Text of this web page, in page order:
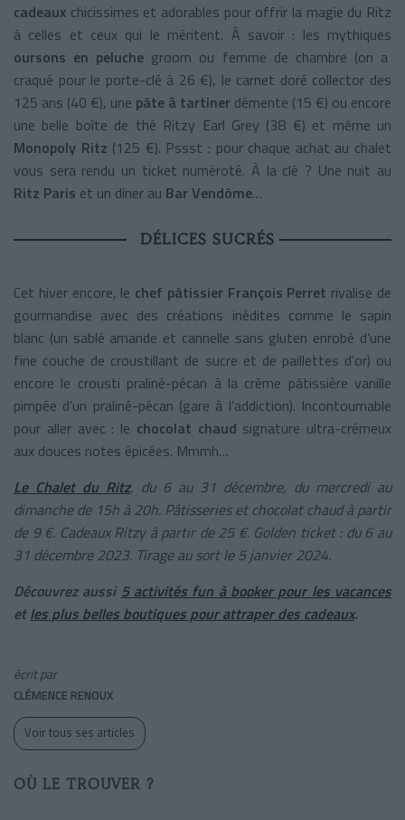
cadeaux chicissimes et adorables pour offrir la magie du Ritz
à celles et ceux qui le méritent. À savoir : les mythiques
oursons en peluche groom ou femme de chambre (on a
craqué pour le porte-clé à 26 €), le carnet doré collector des
125 ans (40 €), une pâte à tartiner démente (15 €) ou encore
une belle boîte de thé Ritzy Earl Grey (38 €) et même un
Monopoly Ritz (125 €). Pssst : pour chaque achat au chalet
vous sera rendu un ticket numéroté. À la clé ? Une nuit au
Ritz Paris et un dîner au Bar Vendôme…
DÉLICES SUCRÉS
Cet hiver encore, le chef pâtissier François Perret rivalise de
gourmandise avec des créations inédites comme le sapin
blanc (un sablé amande et cannelle sans gluten enrobé d’une
fine couche de croustillant de sucre et de paillettes d’or) ou
encore le crousti praliné-pécan à la crème pâtissière vanille
pimpée d’un praliné-pécan (gare à l’addiction). Incontournable
pour aller avec : le chocolat chaud signature ultra-crémeux
aux douces notes épicées. Mmmh…
Le Chalet du Ritz, du 6 au 31 décembre, du mercredi au
dimanche de 15h à 20h. Pâtisseries et chocolat chaud à partir
de 9 €. Cadeaux Ritzy à partir de 25 €. Golden ticket : du 6 au
31 décembre 2023. Tirage au sort le 5 janvier 2024.
Découvrez aussi 5 activités fun à booker pour les vacances
etles plus belles boutiques pour attraper des cadeaux.
écrit par
CLÉMENCE RENOUX
Voir tous ses articles
OÙ LE TROUVER ?